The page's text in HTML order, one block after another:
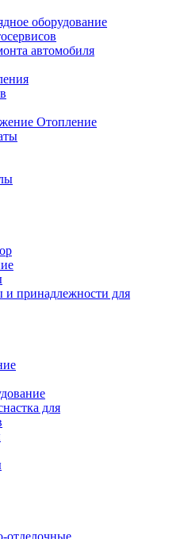
оборудование
автомобиля
Отопление
и принадлежности для
для
отделочные